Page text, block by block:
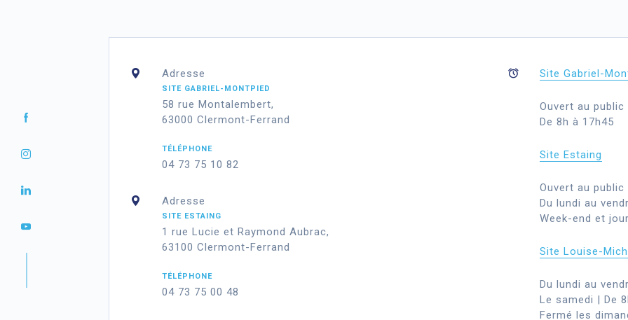
Adresse
SITE GABRIEL-MONTPIED
58 rue Montalembert,
63000 Clermont-Ferrand
TÉLÉPHONE
04 73 75 10 82
Adresse
SITE ESTAING
1 rue Lucie et Raymond Aubrac,
63100 Clermont-Ferrand
TÉLÉPHONE
04 73 75 00 48
Site Gabriel-
Ouvert au
De 8h à 17h45
Site Estaing
Ouvert au
Du lundi au
Week-end et
Site Louise-
Du lundi au
Le samedi | De
Fermé les